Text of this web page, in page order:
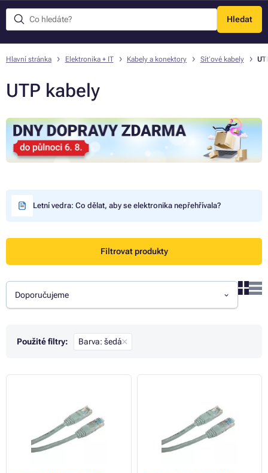
Hledat
Menu
Hlavní stránka Elektronika + IT Kabely a konektory Síťové kabely
UTP kabely
Letní vedra: Co dělat, aby se elektronika nepřehřívala?
Filtrovat produkty
Doporučujeme
Použité filtry: Barva: šedá